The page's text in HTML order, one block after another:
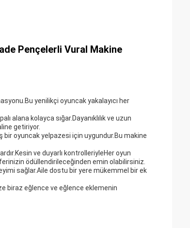
Pençelerli Vural Makine
yenilikçi oyuncak yakalayıcı her
alana kolayca sığar.Dayanıklılık ve uzun
getiriyor.
bir oyuncak yelpazesi için uygundur.Bu makine
ve duyarlı kontrolleriyleHer oyun
ödüllendirileceğinden emin olabilirsiniz.
sağlar.Aile dostu bir yere mükemmel bir ek
biraz eğlence ve eğlence eklemenin